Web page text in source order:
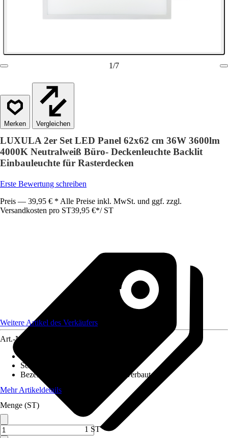
1/7
Vergleichen
LUXULA 2er Set LED Panel 62x62 cm 36W 3600lm
4000K Neutralweiß Büro- Deckenleuchte Backlit
Einbauleuchte für Rasterdecken
Erste Bewertung schreiben
Preis — 39,95 € * Alle Preise inkl. MwSt. und ggf. zzgl.
Versandkosten pro ST39,95 €*/ ST
Weitere Artikel des Verkäufers
Art.-Nr.
Schutzart
Bezeichnung Fassung
LED fest verbaut
Mehr Artikeldetails
Menge (ST)
1 ST